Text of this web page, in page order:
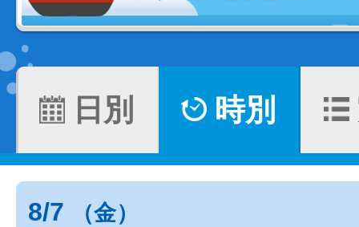
日別 時別
8/7 （金）